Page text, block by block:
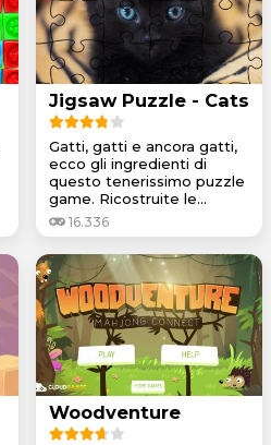
Jigsaw Puzzle - Cats
Gatti, gatti e ancora gatti,
ecco gli ingredienti di
questo tenerissimo puzzle
game. Ricostruite le...
16.336
Woodventure